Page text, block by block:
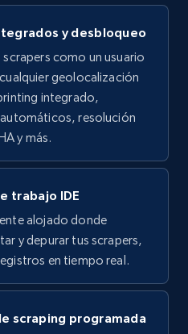
Locations, Followers,
Specialties, and
Prueba gratuita
Posts count, Is
account, Is
y desbloqueo
scrapers como un usuario
geolocalización
integrado,
resolución
y más.
trabajo IDE
alojado donde
y depurar tus scrapers,
en tiempo real.
scraping programada